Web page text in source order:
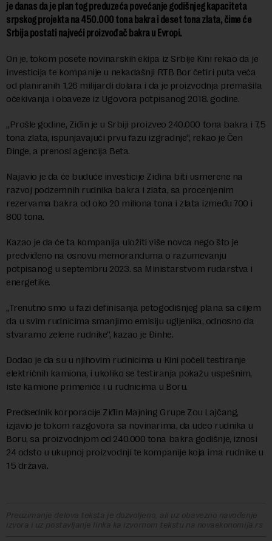
je danas da je plan tog preduzeća povećanje godišnjeg kapaciteta
srpskog projekta na 450.000 tona bakra i deset tona zlata, čime će
Srbija postati najveći proizvođač bakra u Evropi.
On je, tokom posete novinarskih ekipa iz Srbije Kini rekao da je
investicija te kompanije u nekadašnji RTB Bor četiri puta veća
od planiranih 1,26 milijardi dolara i da je proizvodnja premašila
očekivanja i obaveze iz Ugovora potpisanog 2018. godine.
„Prošle godine, Ziđin je u Srbiji proizveo 240.000 tona bakra i 7,5
tona zlata, ispunjavajući prvu fazu izgradnje“, rekao je Čen
Đinge, a prenosi agencija Beta.
Najavio je da će buduće investicije Ziđina biti usmerene na
razvoj podzemnih rudnika bakra i zlata, sa procenjenim
rezervama bakra od oko 20 miliona tona i zlata između 700 i
800 tona.
Kazao je da će ta kompanija uložiti više novca nego što je
predviđeno na osnovu memoranduma o razumevanju
potpisanog u septembru 2023. sa Ministarstvom rudarstva i
energetike.
„Trenutno smo u fazi definisanja petogodišnjeg plana sa ciljem
da u svim rudnicima smanjimo emisiju ugljenika, odnosno da
stvaramo zelene rudnike“, kazao je Đinhe.
Dodao je da su u njihovim rudnicima u Kini počeli testiranje
električnih kamiona, i ukoliko se testiranja pokažu uspešnim,
iste kamione primeniće i u rudnicima u Boru.
Predsednik korporacije Ziđin Majning Grupe Zou Lajčang,
izjavio je tokom razgovora sa novinarima, da udeo rudnika u
Boru, sa proizvodnjom od 240.000 tona bakra godišnje, iznosi
24 odsto u ukupnoj proizvodnji te kompanije koja ima rudnike u
15 država.
Preuzimanje delova teksta je dozvoljeno, ali uz obavezno navođenje
izvora i uz postavljanje linka ka izvornom tekstu na novaekonomija.rs